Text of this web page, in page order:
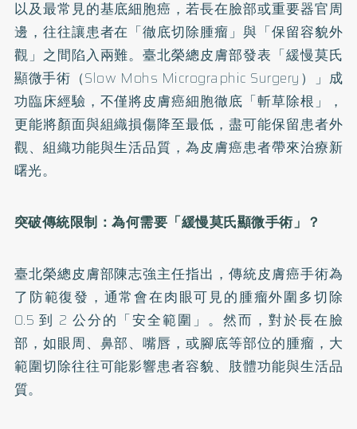
以及最常見的基底細胞癌，若長在臉部或重要器官周
邊，往往讓患者在「徹底切除腫瘤」與「保留容貌外
觀」之間陷入兩難。臺北榮總皮膚部發表「緩慢莫氏
顯微手術（Slow Mohs Micrographic Surgery）」成
功臨床經驗，不僅將皮膚癌細胞徹底「斬草除根」，
更能將顏面與組織損傷降至最低，盡可能保留患者外
觀、組織功能與生活品質，為皮膚癌患者帶來治療新
曙光。
突破傳統限制：為何需要「緩慢莫氏顯微手術」？
臺北榮總皮膚部陳志強主任指出，傳統皮膚癌手術為
了防範復發，通常會在肉眼可見的腫瘤外圍多切除
0.5 到 2 公分的「安全範圍」。然而，對於長在臉
部，如眼周、鼻部、嘴唇，或腳底等部位的腫瘤，大
範圍切除往往可能影響患者容貌、肢體功能與生活品
質。